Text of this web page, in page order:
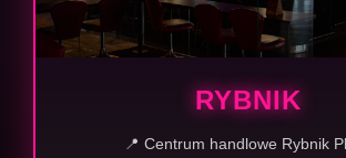
RYBNIK
📍 Centrum handlowe Rybnik